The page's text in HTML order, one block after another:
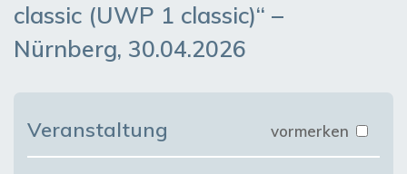
classic (UWP 1 classic)“ –
Nürnberg, 30.04.2026
Veranstaltung vormerken